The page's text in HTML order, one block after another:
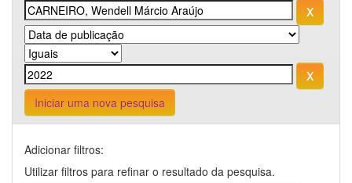
Iniciar uma nova pesquisa
Adicionar filtros:
Utilizar filtros para refinar o resultado da pesquisa.